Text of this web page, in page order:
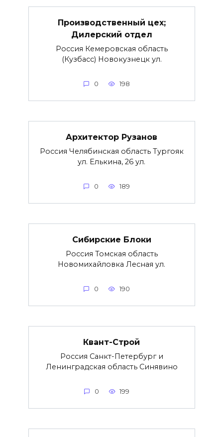
Производственный цех;
Дилерский отдел
Россия Кемеровская область
(Кузбасс) Новокузнецк ул.
0 198
Архитектор Рузанов
Россия Челябинская область Тургояк
ул. Елькина, 26 ул.
0 189
Сибирские Блоки
Россия Томская область
Новомихайловка Лесная ул.
0 190
Квант-Строй
Россия Санкт-Петербург и
Ленинградская область Синявино
0 199